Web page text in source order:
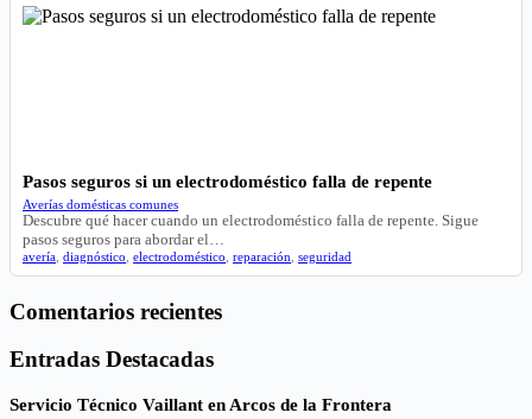
Pasos seguros si un electrodoméstico falla de repente
Averías domésticas comunes
Descubre qué hacer cuando un electrodoméstico falla de repente. Sigue
pasos seguros para abordar el…
avería diagnóstico electrodoméstico reparación seguridad
Comentarios recientes
Entradas Destacadas
Servicio Técnico Vaillant en Arcos de la Frontera